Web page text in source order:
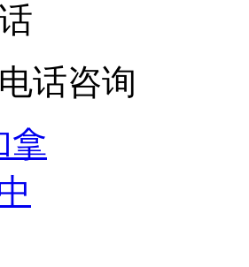
话咨询